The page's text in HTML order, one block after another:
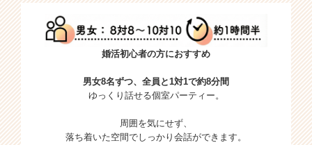
婚活初心者の方におすすめ
男女8名ずつ、全員と1対1で約8分間
ゆっくり話せる個室パーティー。
周囲を気にせず、
落ち着いた空間でしっかり会話ができます。